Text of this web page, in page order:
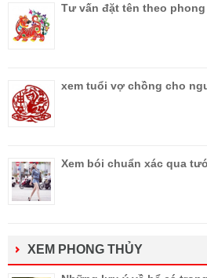
Tư vấn đặt tên theo
xem tuổi vợ chồng cho
Xem bói chuẩn xác qua
XEM PHONG THỦY